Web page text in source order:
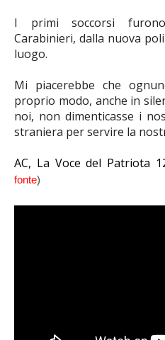
I primi soccorsi
Carabinieri, dalla nuova
luogo.
Mi piacerebbe che
proprio modo, anche in
noi, non dimenticasse i
straniera per servire la
AC, La Voce del Patriota
fonte)